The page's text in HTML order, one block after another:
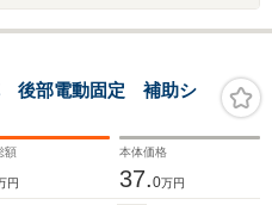
後部電動固定 補助シ
額
円
本体価格
37.0万円